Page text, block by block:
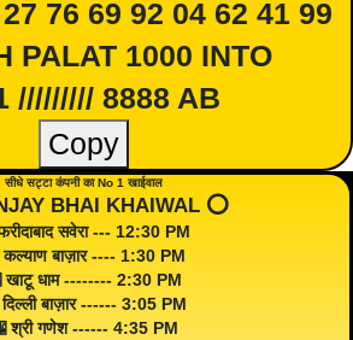
76 69 92 04 62 41 99
PALAT 1000 INTO
///////// 8888 AB
Copy
सीधे सट्टा कंपनी का No 1 खाईवाल
BHAI KHAIWAL ⭕️
सवेरा --- 12:30 PM
कल्याण बाज़ार ---- 1:30 PM
खाटू धाम -------- 2:30 PM
बाज़ार ------ 3:05 PM
श्री गणेश ------ 4:35 PM